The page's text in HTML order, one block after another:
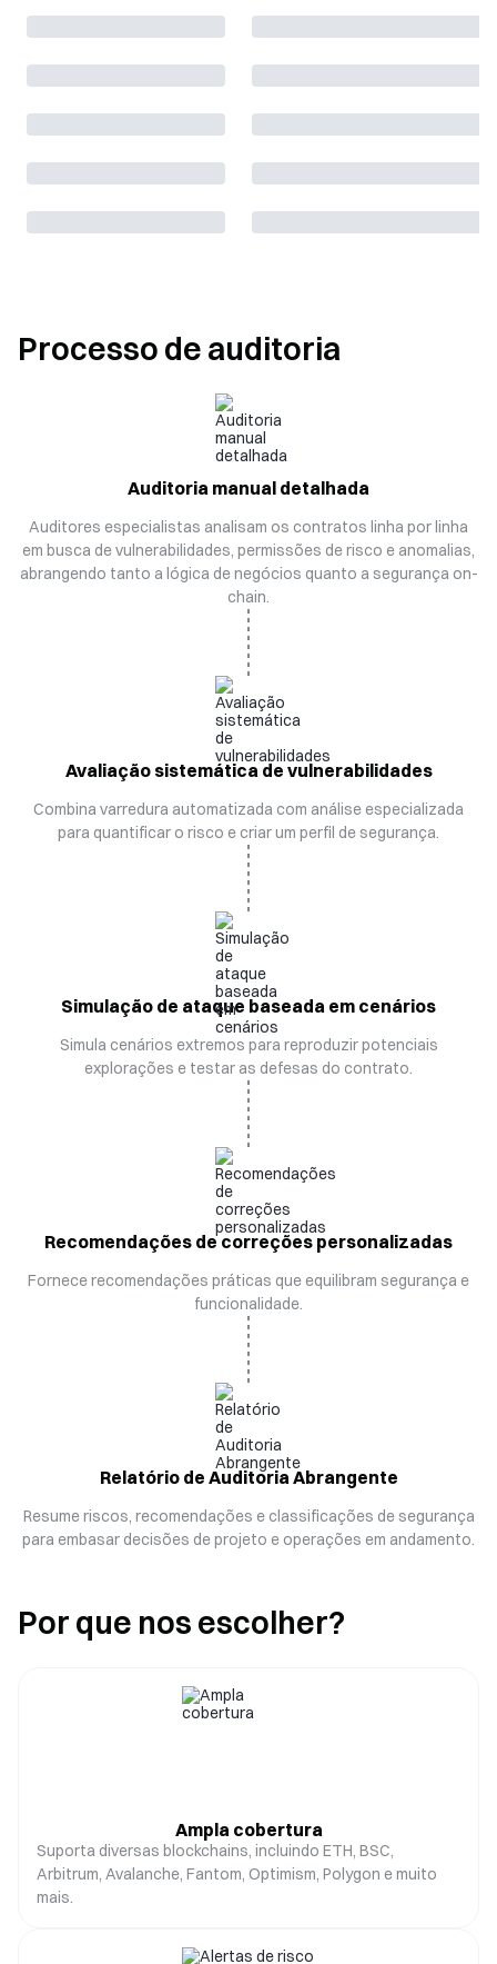
Processo de auditoria
Auditoria manual detalhada
Auditores especialistas analisam os contratos linha por linha
em busca de vulnerabilidades, permissões de risco e anomalias,
abrangendo tanto a lógica de negócios quanto a segurança on-
chain.
Avaliação sistemática de vulnerabilidades
Combina varredura automatizada com análise especializada
para quantificar o risco e criar um perfil de segurança.
Simulação de ataque baseada em cenários
Simula cenários extremos para reproduzir potenciais
explorações e testar as defesas do contrato.
Recomendações de correções personalizadas
Fornece recomendações práticas que equilibram segurança e
funcionalidade.
Relatório de Auditoria Abrangente
Resume riscos, recomendações e classificações de segurança
para embasar decisões de projeto e operações em andamento.
Por que nos escolher?
Ampla cobertura
Suporta diversas blockchains, incluindo ETH, BSC,
Arbitrum, Avalanche, Fantom, Optimism, Polygon e muito
mais.